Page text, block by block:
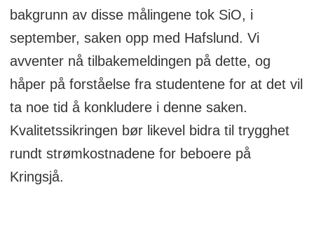
bakgrunn av disse målingene tok SiO, i
september, saken opp med Hafslund. Vi
avventer nå tilbakemeldingen på dette, og
håper på forståelse fra studentene for at det vil
ta noe tid å konkludere i denne saken.
Kvalitetssikringen bør likevel bidra til trygghet
rundt strømkostnadene for beboere på
Kringsjå.